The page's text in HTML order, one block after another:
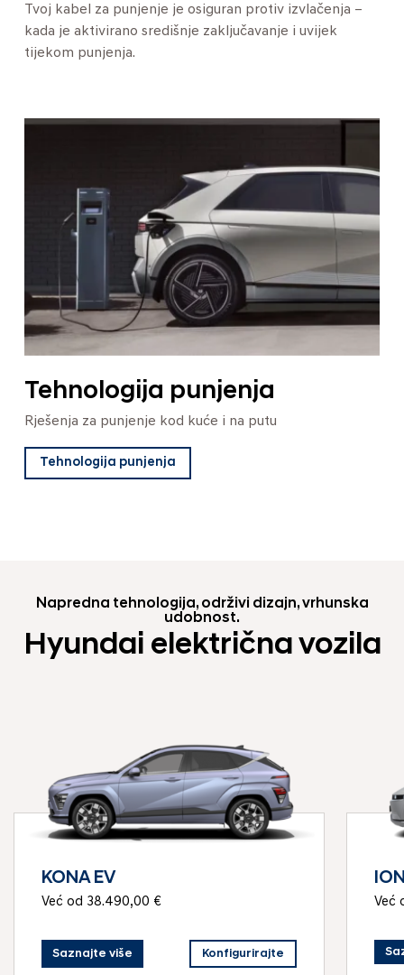
Tvoj kabel za punjenje je osiguran protiv izvlačenja –
kada je aktivirano središnje zaključavanje i uvijek
tijekom punjenja.
Tehnologija punjenja
Rješenja za punjenje kod kuće i na putu
Tehnologija punjenja
Napredna tehnologija, održivi dizajn, vrhunska
udobnost.
Hyundai električna vozila
KONA EV
Već od 38.490,00 €
Saznajte više Konfigurirajte
Već